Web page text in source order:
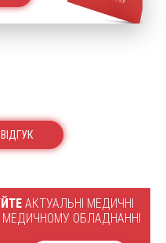
АКТУАЛЬНІ МЕДИЧНІ
МЕДИЧНОМУ ОБЛАДНАННІ